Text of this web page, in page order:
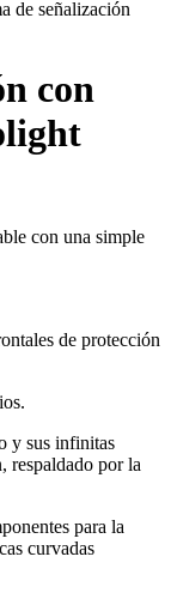
de señalización
con
con una simple
de protección
y sus infinitas
respaldado por la
para la
curvadas